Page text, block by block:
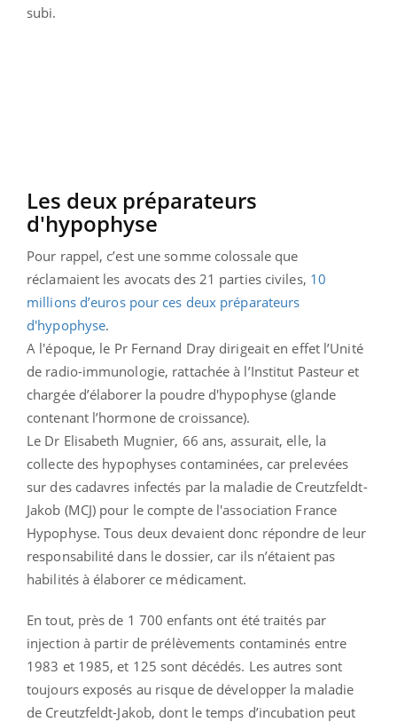
subi.
Les deux préparateurs
d'hypophyse
Pour rappel, c’est une somme colossale que
réclamaient les avocats des 21 parties civiles, 10
millions d’euros pour ces deux préparateurs
d'hypophyse.
A l'époque, le Pr Fernand Dray dirigeait en effet l’Unité
de radio-immunologie, rattachée à l’Institut Pasteur et
chargée d’élaborer la poudre d'hypophyse (glande
contenant l’hormone de croissance).
Le Dr Elisabeth Mugnier, 66 ans, assurait, elle, la
collecte des hypophyses contaminées, car prelevées
sur des cadavres infectés par la maladie de Creutzfeldt-
Jakob (MCJ) pour le compte de l'association France
Hypophyse. Tous deux devaient donc répondre de leur
responsabilité dans le dossier, car ils n’étaient pas
habilités à élaborer ce médicament.
En tout, près de 1 700 enfants ont été traités par
injection à partir de prélèvements contaminés entre
1983 et 1985, et 125 sont décédés. Les autres sont
toujours exposés au risque de développer la maladie
de Creutzfeldt-Jakob, dont le temps d’incubation peut